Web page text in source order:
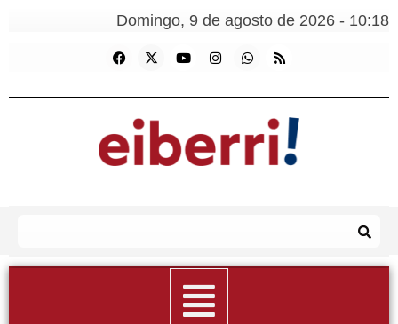
Domingo, 9 de agosto de 2026 - 10:18